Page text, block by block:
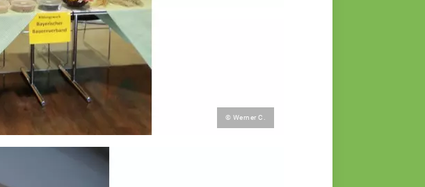
© Werner C.